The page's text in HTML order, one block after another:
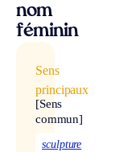
nom
féminin
Sens
principaux
[Sens
commun]
sculpture